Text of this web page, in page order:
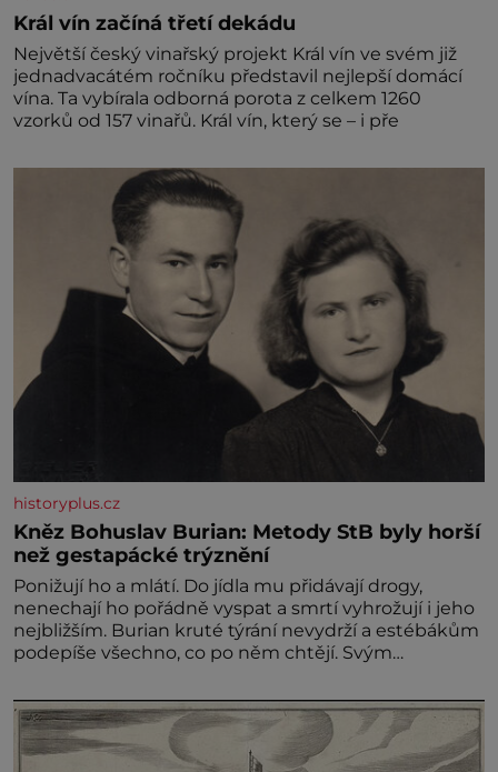
Král vín začíná třetí dekádu
Největší český vinařský projekt Král vín ve svém již
jednadvacátém ročníku představil nejlepší domácí
vína. Ta vybírala odborná porota z celkem 1260
vzorků od 157 vinařů. Král vín, který se – i pře
historyplus.cz
Kněz Bohuslav Burian: Metody StB byly horší
než gestapácké trýznění
Ponižují ho a mlátí. Do jídla mu přidávají drogy,
nenechají ho pořádně vyspat a smrtí vyhrožují i jeho
nejbližším. Burian kruté týrání nevydrží a estébákům
podepíše všechno, co po něm chtějí. Svým
výslechů nikdo nevyvíjel fyzický ani psychický nátlak.
Syn brněnského řezníka chce být knězem a